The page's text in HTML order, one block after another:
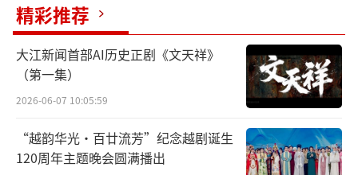
展览从“中国白”的视角出发，结合白瓷
的艺术特性，通过色谱分析，把德化窑传统
的“猪油白”“象牙白”“孩儿红”等概念进
行科学界定和归纳，并以相应的展品加以呈
现，让观众感受“中国白”的独特魅力。
精彩推荐
大江新闻首部AI历史正剧《文天祥》
（第一集）
2026-06-07 10:05:59
“越韵华光·百廿流芳”纪念越剧诞生
120周年主题晚会圆满播出